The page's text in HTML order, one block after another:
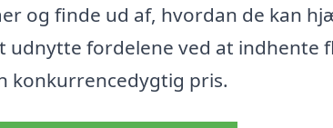
og finde ud af, hvordan de kan
udnytte fordelene ved at indhente
konkurrencedygtig pris.